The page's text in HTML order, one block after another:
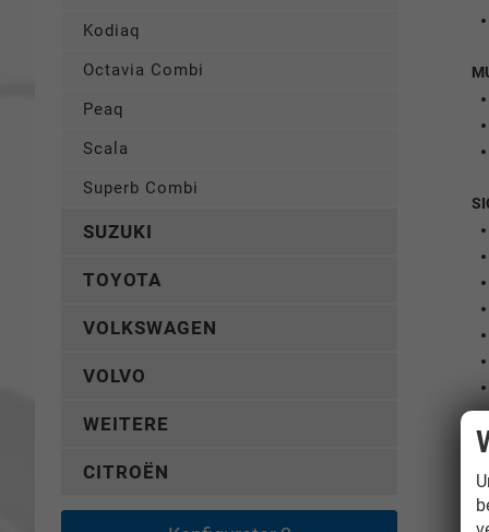
Kodiaq
Octavia Combi
Peaq
Scala
Superb Combi
SUZUKI
TOYOTA
VOLKSWAGEN
VOLVO
WEITERE
CITROËN